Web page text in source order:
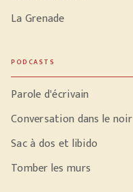
La Grenade
PODCASTS
Parole d'écrivain
Conversation dans le noir
Sac à dos et libido
Tomber les murs